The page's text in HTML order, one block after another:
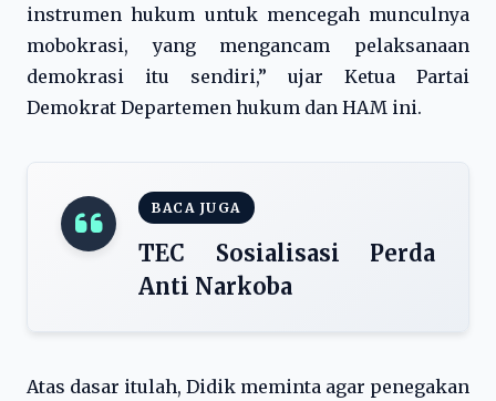
instrumen hukum untuk mencegah munculnya
mobokrasi, yang mengancam pelaksanaan
demokrasi itu sendiri,” ujar Ketua Partai
Demokrat Departemen hukum dan HAM ini.
BACA JUGA
TEC Sosialisasi Perda
Anti Narkoba
Atas dasar itulah, Didik meminta agar penegakan